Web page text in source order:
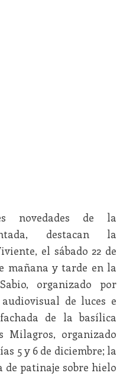
novedades de la
destacan la
el sábado 22 de
mañana y tarde en la
organizado por
de luces e
de la basílica
Milagros, organizado
5 y 6 de diciembre; la
patinaje sobre hielo